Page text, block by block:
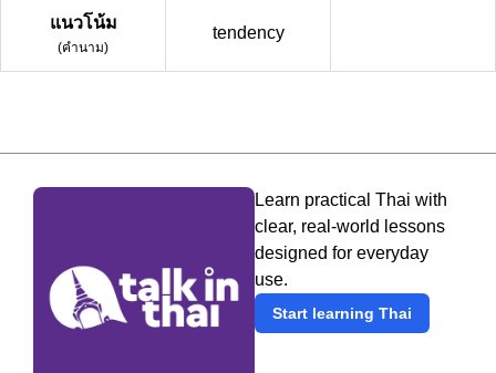
แนวโน้ม
(คำนาม)
tendency
Learn practical Thai with
clear, real-world lessons
designed for everyday
use.
Start learning Thai